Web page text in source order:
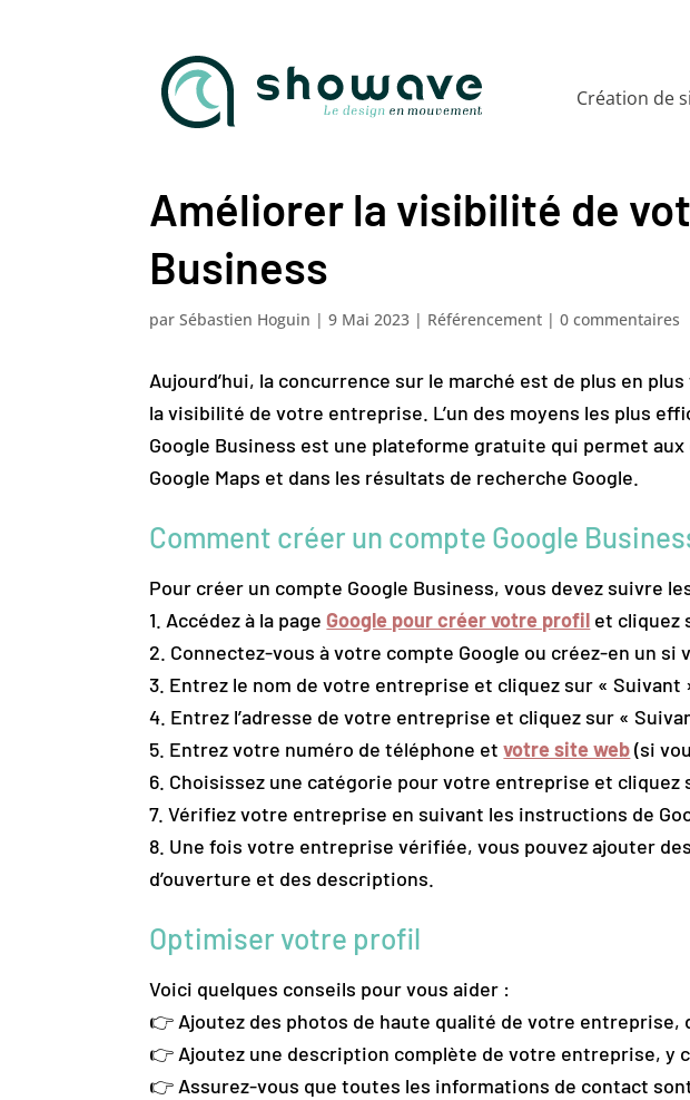
Création de
Améliorer la visibilité de
Business
parSébastien Hoguin |9 Mai 2023 | Référencement |0 commentaires
Aujourd’hui, la concurrence sur le marché est de plus en
la visibilité de votre entreprise. L’un des moyens les plus
Google Business est une plateforme gratuite qui permet
Google Maps et dans les résultats de recherche Google.
Comment créer un compte Google
Pour créer un compte Google Business, vous devez suivre
1. Accédez à la page Google pour créer votre profil et cliquez
2. Connectez-vous à votre compte Google ou créez-en un si
3. Entrez le nom de votre entreprise et cliquez sur « Suivant
4. Entrez l’adresse de votre entreprise et cliquez sur «
5. Entrez votre numéro de téléphone etvotre site web(si
6. Choisissez une catégorie pour votre entreprise et cliquez
7. Vérifiez votre entreprise en suivant les instructions de
8. Une fois votre entreprise vérifiée, vous pouvez ajouter
d’ouverture et des descriptions.
Optimiser votre profil
Voici quelques conseils pour vous aider :
👉 Ajoutez des photos de haute qualité de votre
👉 Ajoutez une description complète de votre entreprise,
👉 Assurez-vous que toutes les informations de contact